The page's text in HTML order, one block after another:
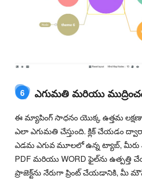
6 ఎగుమతి మరియు
ఈ మ్యాపింగ్ సాధనం యొక్క ఉత్తమ
ఎలా ఎగుమతి చేస్తుంది. క్లిక్ చేయడం
ఎడమ ఎగువ మూలలో ఉన్న ట్యాబ్, మీరు
PDF మరియు WORD ఫైల్‌ను ఉత్పత్తి
ప్రాజెక్ట్‌ను నేరుగా ప్రింట్ చేయడానికి, మీ